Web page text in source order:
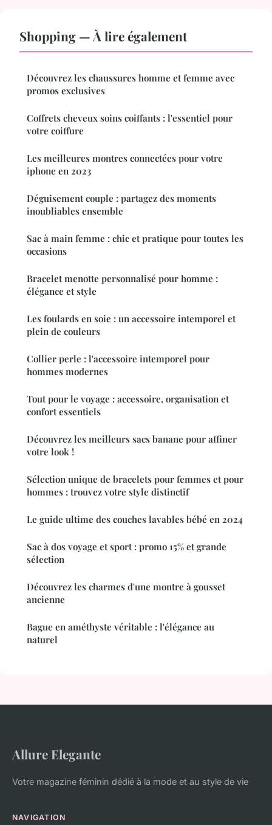
Shopping — À lire également
Découvrez les chaussures homme et femme avec
promos exclusives
Coffrets cheveux soins coiffants : l'essentiel pour
votre coiffure
Les meilleures montres connectées pour votre
iphone en 2023
Déguisement couple : partagez des moments
inoubliables ensemble
Sac à main femme : chic et pratique pour toutes les
occasions
Bracelet menotte personnalisé pour homme :
élégance et style
Les foulards en soie : un accessoire intemporel et
plein de couleurs
Collier perle : l'accessoire intemporel pour
hommes modernes
Tout pour le voyage : accessoire, organisation et
confort essentiels
Découvrez les meilleurs sacs banane pour affiner
votre look !
Sélection unique de bracelets pour femmes et pour
hommes : trouvez votre style distinctif
Le guide ultime des couches lavables bébé en 2024
Sac à dos voyage et sport : promo 15% et grande
sélection
Découvrez les charmes d'une montre à gousset
ancienne
Bague en améthyste véritable : l'élégance au
naturel
Allure Elegante
Votre magazine féminin dédié à la mode et au style de vie
NAVIGATION